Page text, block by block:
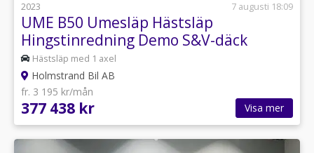
2023
7 augusti 18:09
UME B50 Umesläp Hästsläp
Hingstinredning Demo S&V-däck
Hästsläp med 1 axel
Holmstrand Bil AB
fr. 3 195 kr/mån
377 438 kr Visa mer